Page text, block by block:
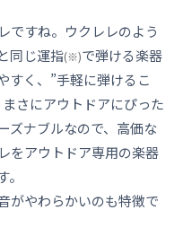
ですね。ウクレレのよう
同じ運指(※)で弾ける楽器
すく、”手軽に弾けるこ
さにアウトドアにぴった
ズナブルなので、高価な
をアウトドア専用の楽器
がやわらかいのも特徴で